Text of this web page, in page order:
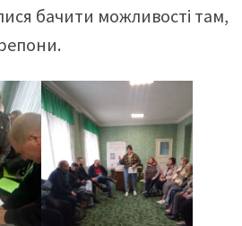
бачити можливості там,